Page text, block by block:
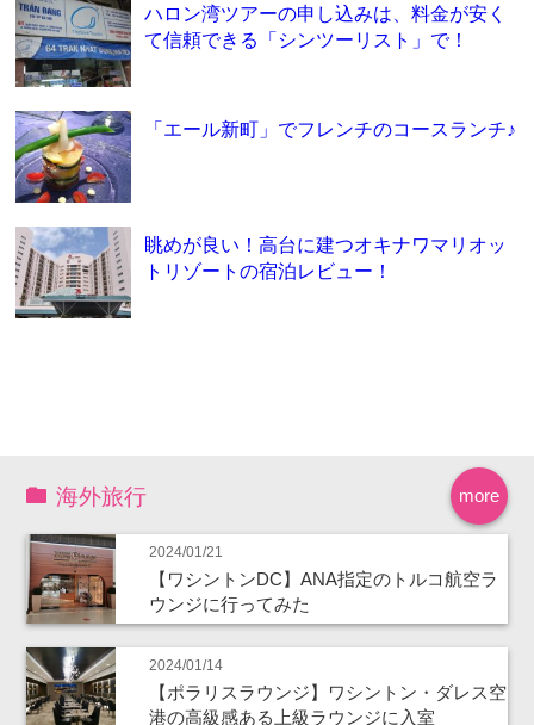
ハロン湾ツアーの申し込みは、料金が安く
て信頼できる「シンツーリスト」で！
「エール新町」でフレンチのコースランチ♪
眺めが良い！高台に建つオキナワマリオッ
トリゾートの宿泊レビュー！
more
海外旅行
2024/01/21
【ワシントンDC】ANA指定のトルコ航空ラ
ウンジに行ってみた
2024/01/14
【ポラリスラウンジ】ワシントン・ダレス空
港の高級感ある上級ラウンジに入室